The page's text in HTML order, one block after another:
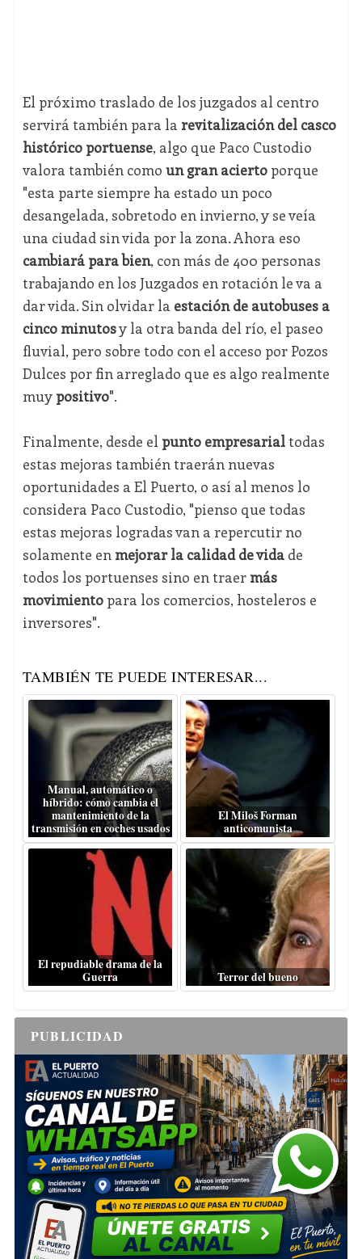
El próximo traslado de los juzgados al centro
servirá también para la revitalización del casco
histórico portuense, algo que Paco Custodio
valora también como un gran aciertoporque
"esta parte siempre ha estado un poco
desangelada, sobretodo en invierno, y se veía
una ciudad sin vida por la zona. Ahora eso
cambiará para bien, con más de 400 personas
trabajando en los Juzgados en rotación le va a
dar vida. Sin olvidar la estación de autobuses a
cinco minutosy la otra banda del río, el paseo
fluvial, pero sobre todo con el acceso por Pozos
Dulces por fin arreglado que es algo realmente
muy positivo".
Finalmente, desde el punto empresarialtodas
estas mejoras también traerán nuevas
oportunidades a El Puerto, o así al menos lo
considera Paco Custodio, "pienso que todas
estas mejoras logradas van a repercutir no
solamente en mejorar la calidad de vidade
todos los portuenses sino en traer más
movimientopara los comercios, hosteleros e
inversores".
TAMBIÉN TE PUEDE INTERESAR...
Manual, automático o
híbrido: cómo cambia el
mantenimiento de la
transmisión en coches usados
El Miloš Forman
anticomunista
El repudiable drama de la
Guerra
Terror del bueno
PUBLICIDAD